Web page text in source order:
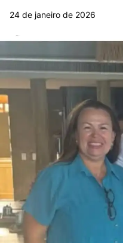
24 de janeiro de 2026